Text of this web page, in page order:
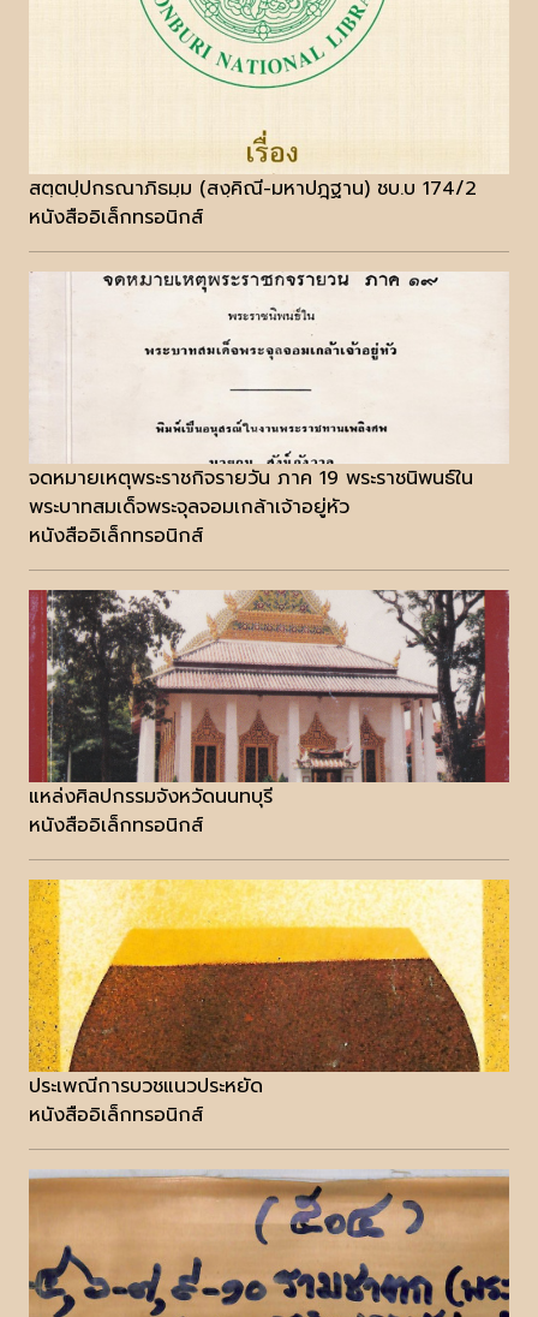
สตฺตปฺปกรณาภิธมฺม (สงฺคิณี-มหาปฎฺฐาน) ชบ.บ 174/2
หนังสืออิเล็กทรอนิกส์
จดหมายเหตุพระราชกิจรายวัน ภาค 19 พระราชนิพนธ์ใน
พระบาทสมเด็จพระจุลจอมเกล้าเจ้าอยู่หัว
หนังสืออิเล็กทรอนิกส์
แหล่งศิลปกรรมจังหวัดนนทบุรี
หนังสืออิเล็กทรอนิกส์
ประเพณีการบวชแนวประหยัด
หนังสืออิเล็กทรอนิกส์